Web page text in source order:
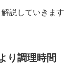
説していきます
り調理時間